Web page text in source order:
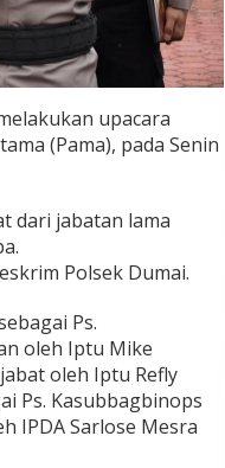
upacara
(Pama), pada Senin
dari jabatan lama
Polsek Dumai.
Ps.
oleh Iptu Mike
oleh Iptu Refly
Ps. Kasubbagbinops
IPDA Sarlose Mesra